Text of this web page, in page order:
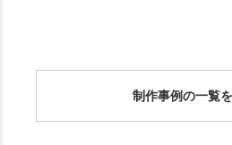
制作事例の一覧